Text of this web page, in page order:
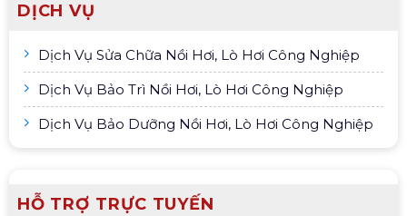
DỊCH VỤ
Dịch Vụ Sửa Chữa Nồi Hơi, Lò Hơi Công Nghiệp
Dịch Vụ Bảo Trì Nồi Hơi, Lò Hơi Công Nghiệp
Dịch Vụ Bảo Dưỡng Nồi Hơi, Lò Hơi Công Nghiệp
HỖ TRỢ TRỰC TUYẾN